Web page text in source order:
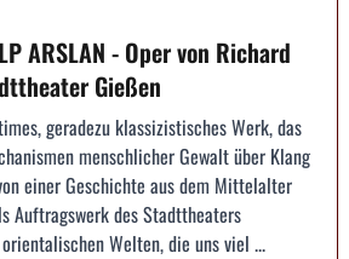
ARSLAN - Oper von Richard
Gießen
geradezu klassizistisches Werk, das
menschlicher Gewalt über Klang
einer Geschichte aus dem Mittelalter
Auftragswerk des Stadttheaters
Welten, die uns viel ...